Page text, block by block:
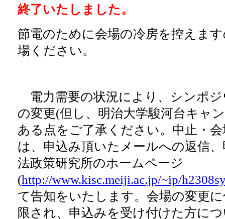
終了いたしました。
節電のために会場の冷房を控えま
場ください。
電力需要の状況により、 シンポ
の変更(但し、明治大学駿河台キャ
ある点をご了承ください。 中止・
は、申込み頂いたメールへの返信
法政策研究所のホームページ
(http://www.kisc.meiji.ac.jp/~ip/
て告知をいたします。 会場の変更
限され、申込みを受け付けた方に